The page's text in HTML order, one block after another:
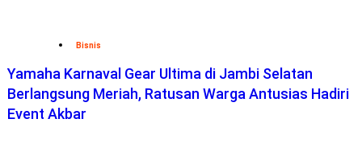
Bisnis
Yamaha Karnaval Gear Ultima di Jambi Selatan
Berlangsung Meriah, Ratusan Warga Antusias Hadiri
Event Akbar